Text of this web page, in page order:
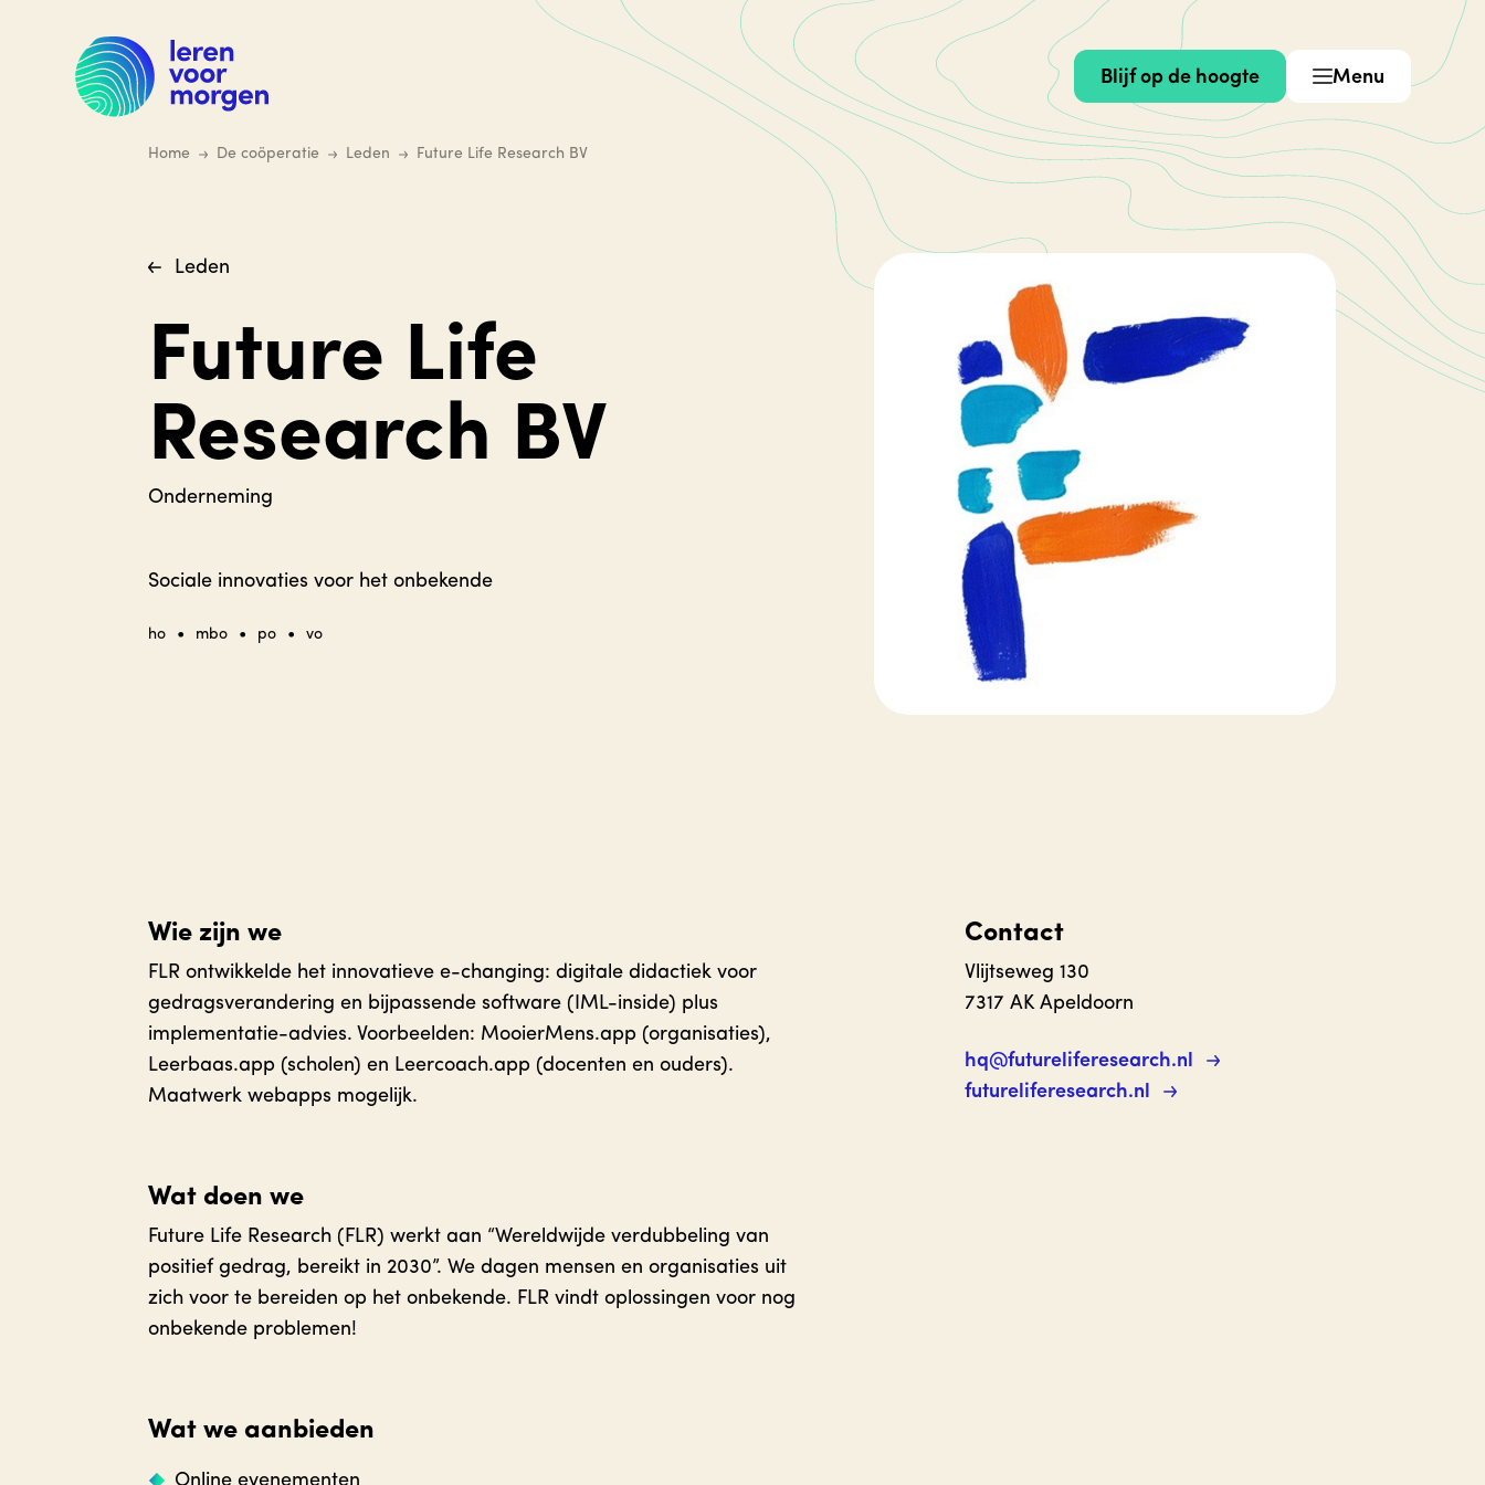
hoofdinhoud
Blijf op de hoogte Menu
Home De coöperatie Leden Future Life Research BV
Leden
Future Life
Research BV
Onderneming
Sociale innovaties voor het onbekende
ho • mbo • po • vo
Wie zijn we
FLR ontwikkelde het innovatieve e-changing: digitale didactiek voor
gedragsverandering en bijpassende software (IML-inside) plus
implementatie-advies. Voorbeelden: MooierMens.app (organisaties),
Leerbaas.app (scholen) en Leercoach.app (docenten en ouders).
Maatwerk webapps mogelijk.
Wat doen we
Future Life Research (FLR) werkt aan “Wereldwijde verdubbeling van
positief gedrag, bereikt in 2030”. We dagen mensen en organisaties uit
zich voor te bereiden op het onbekende. FLR vindt oplossingen voor nog
onbekende problemen!
Wat we aanbieden
Contact
Vlijtseweg 130
7317 AK Apeldoorn
hq@futureliferesearch.nl
futureliferesearch.nl